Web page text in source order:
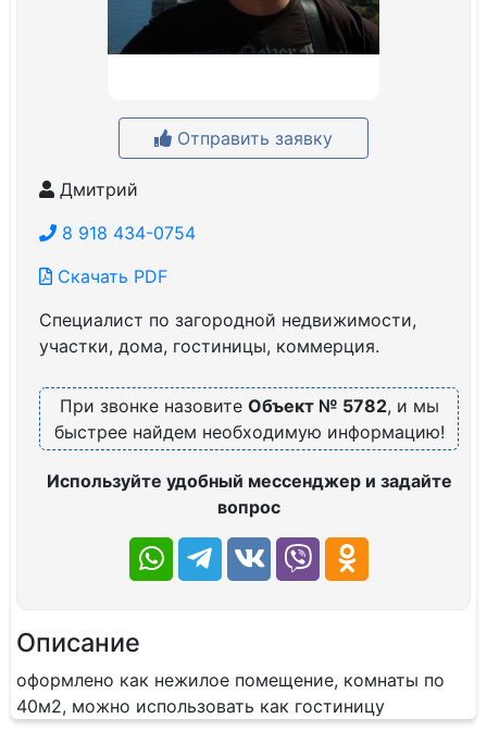
Отправить заявку
Дмитрий
8 918 434-0754
Скачать PDF
Специалист по загородной недвижимости,
участки, дома, гостиницы, коммерция.
При звонке назовите Объект № 5782, и мы
быстрее найдем необходимую информацию!
Используйте удобный мессенджер и задайте
вопрос
Описание
оформлено как нежилое помещение, комнаты по
40м2, можно использовать как гостиницу